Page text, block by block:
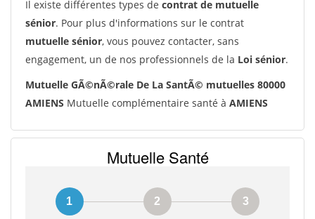
Il existe différentes types de contrat de mutuelle
sénior. Pour plus d'informations sur le contrat
mutuelle sénior, vous pouvez contacter, sans
engagement, un de nos professionnels de la Loi sénior.
Mutuelle GÃ©nÃ©rale De La SantÃ© mutuelles 80000
AMIENS Mutuelle complémentaire santé à AMIENS